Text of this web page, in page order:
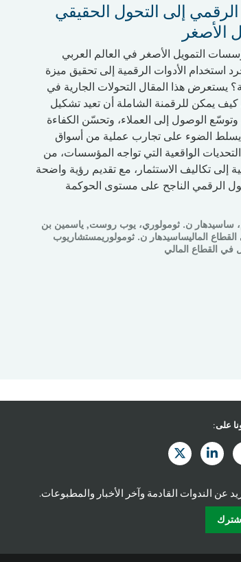
الرقمي إلى التحول الحقيقي
الأصغر
التمويل الأصغر في العالم العربي
استخدام الأدوات الرقمية إلى تحقيق ميزة
يستعرض هذا المقال التحولات الجارية في
كيف يمكن للرقمنة الشاملة أن تعيد تشكيل
وتوسّع الوصول إلى العملاء، وتحسّن الكفاءة
يسلط الضوء على تجارب عملية من أسواق
الواقعية التي تواجه المؤسسات، من
إلى تكاليف الاستثمار، مع تقديم رؤية واضحة
الرقمي الناجح على مستوى الحوكمة
ساسيدهار ن. ثومولوري، يوب روست, ياسمين بن
الماليساسيدهار ن. ثومولوريمستشاريوب
في القطاع المالي
على:
عن الندوات القادمة وآخر الأخبار والمطبوعات.